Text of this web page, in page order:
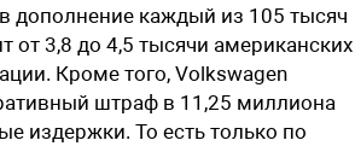
дополнение каждый из 105 тысяч
от 3,8 до 4,5 тысячи американских
Кроме того, Volkswagen
штраф в 11,25 миллиона
издержки. То есть только по